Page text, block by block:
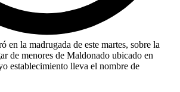
en la madrugada de este martes, sobre la
de menores de Maldonado ubicado en
establecimiento lleva el nombre de